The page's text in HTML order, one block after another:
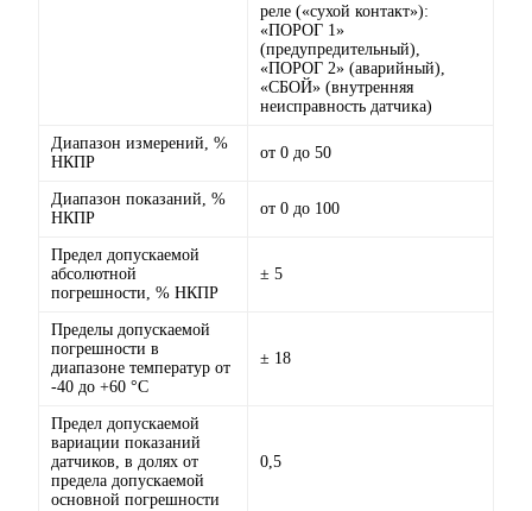
реле («сухой контакт»):
«ПОРОГ 1»
(предупредительный),
«ПОРОГ 2» (аварийный),
«СБОЙ» (внутренняя
неисправность датчика)
Диапазон измерений, %
НКПР
от 0 до 50
Диапазон показаний, %
НКПР
от 0 до 100
Предел допускаемой
абсолютной
погрешности, % НКПР
± 5
Пределы допускаемой
погрешности в
диапазоне температур от
-40 до +60 °C
± 18
Предел допускаемой
вариации показаний
датчиков, в долях от
предела допускаемой
основной погрешности
0,5